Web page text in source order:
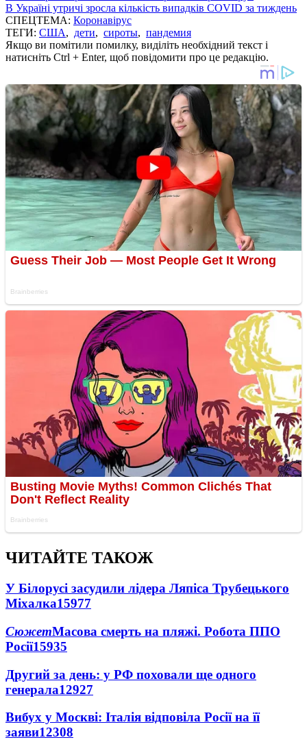
В Україні утричі зросла кількість випадків COVID за тиждень
СПЕЦТЕМА: Коронавірус
ТЕГИ: США, дети, сироты, пандемия
Якщо ви помітили помилку, виділіть необхідний текст і
натисніть Ctrl + Enter, щоб повідомити про це редакцію.
ЧИТАЙТЕ ТАКОЖ
У Білорусі засудили лідера Ляпіса Трубецького
Міхалка15977
СюжетМасова смерть на пляжі. Робота ППО
Росії15935
Другий за день: у РФ поховали ще одного
генерала12927
Вибух у Москві: Італія відповіла Росії на її
заяви12308